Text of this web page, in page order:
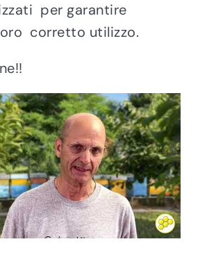
per garantire
corretto utilizzo.